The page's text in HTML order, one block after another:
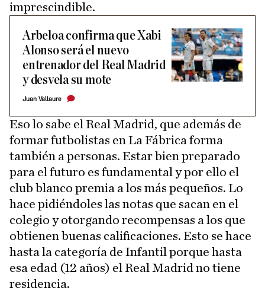
imprescindible.
Arbeloa confirma que Xabi
Alonso será el nuevo
entrenador del Real Madrid
y desvela su mote
Juan Vallaure
Eso lo sabe el Real Madrid, que además de
formar futbolistas en La Fábrica forma
también a personas. Estar bien preparado
para el futuro es fundamental y por ello el
club blanco premia a los más pequeños. Lo
hace pidiéndoles las notas que sacan en el
colegio y otorgando recompensas a los que
obtienen buenas calificaciones. Esto se hace
hasta la categoría de Infantil porque hasta
esa edad (12 años) el Real Madrid no tiene
residencia.